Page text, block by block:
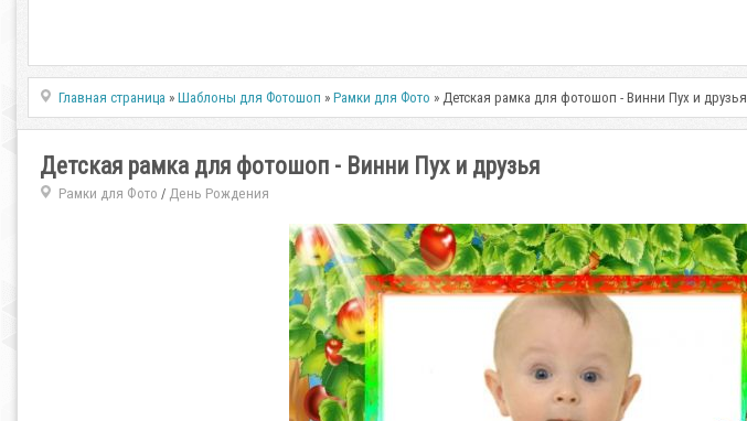
Главная страница »Шаблоны для Фотошоп »Рамки для Фото » Детская рамка для фотошоп - Винни Пух и друзья
Детская рамка для фотошоп - Винни Пух и друзья
Рамки для Фото / День Рождения